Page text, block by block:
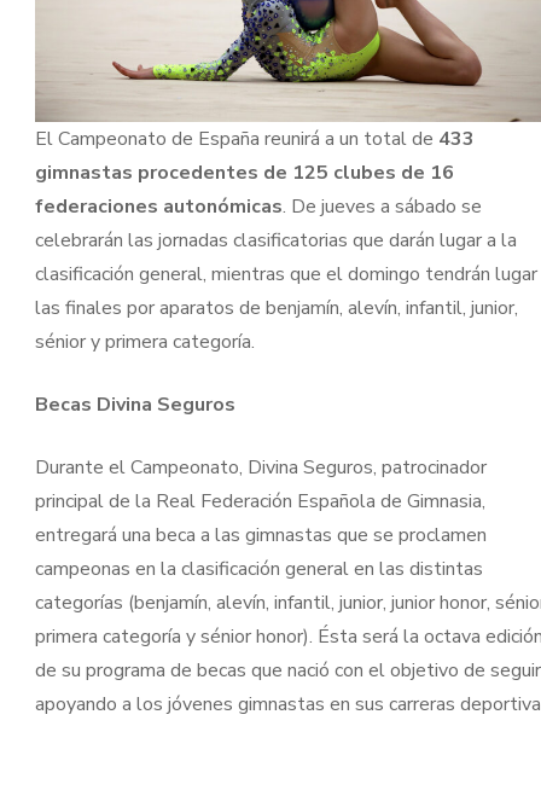
El Campeonato de España reunirá a un total de 433
gimnastas procedentes de 125 clubes de 16
federaciones autonómicas. De jueves a sábado se
celebrarán las jornadas clasificatorias que darán lugar a la
clasificación general, mientras que el domingo tendrán lugar
las finales por aparatos de benjamín, alevín, infantil, junior,
sénior y primera categoría.
Becas Divina Seguros
Durante el Campeonato, Divina Seguros, patrocinador
principal de la Real Federación Española de Gimnasia,
entregará una beca a las gimnastas que se proclamen
campeonas en la clasificación general en las distintas
categorías (benjamín, alevín, infantil, junior, junior honor,
primera categoría y sénior honor). Ésta será la octava
de su programa de becas que nació con el objetivo de seguir
apoyando a los jóvenes gimnastas en sus carreras